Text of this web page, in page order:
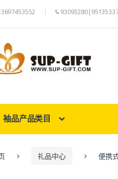
袖品产品类目
礼品中心 便携